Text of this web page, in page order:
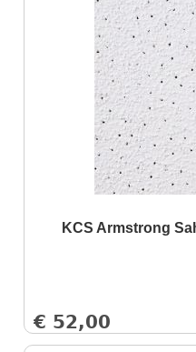
KCS Armstrong
€ 52,00